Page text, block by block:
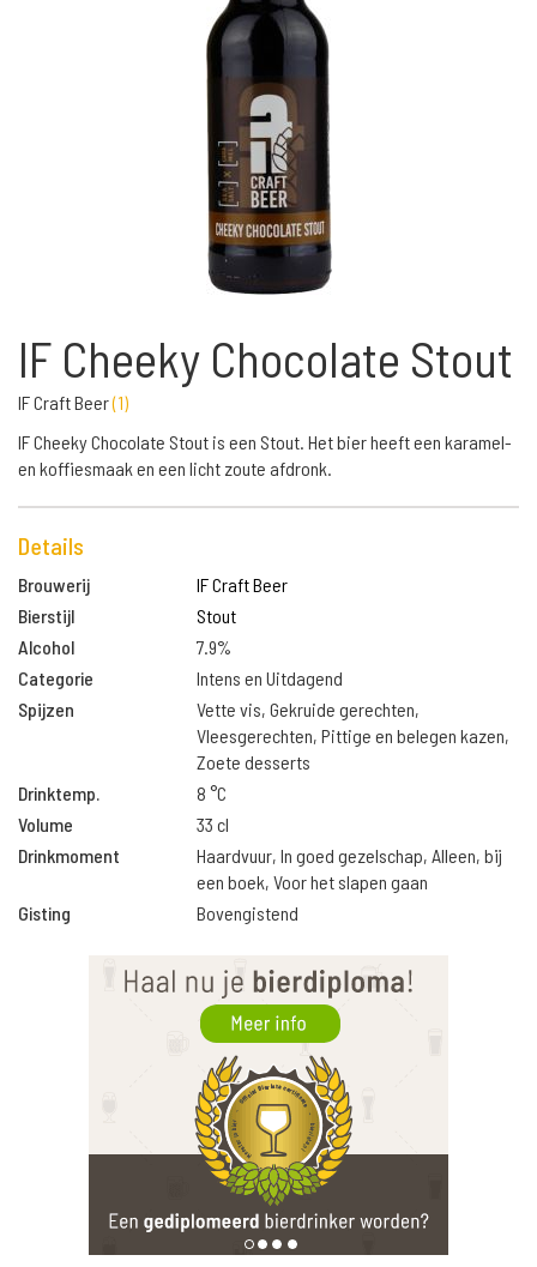
IF Cheeky Chocolate Stout
IF Craft Beer(1)
IF Cheeky Chocolate Stout is een Stout. Het bier heeft een karamel-
en koffiesmaak en een licht zoute afdronk.
Details
Brouwerij
IF Craft Beer
Bierstijl
Stout
Alcohol
7.9%
Categorie
Intens en Uitdagend
Spijzen
Vette vis, Gekruide gerechten,
Vleesgerechten, Pittige en belegen kazen,
Zoete desserts
Drinktemp.
8 °C
Volume
33 cl
Drinkmoment
Haardvuur, In goed gezelschap, Alleen, bij
een boek, Voor het slapen gaan
Gisting
Bovengistend